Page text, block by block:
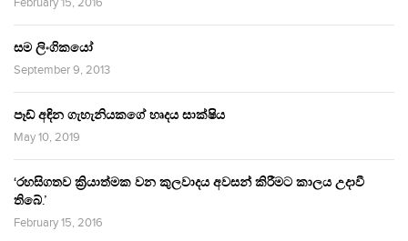
February 15, 2016
සම ලිංගිකයෝ
September 9, 2013
පෑඩ් අඳින ගැහැනියකගේ හෘදය සාක්ෂිය
May 10, 2019
‘රහසිගතව ක්‍රියාත්මක වන කුලවාදය අවසන් කිරීමට කාලය උදාවී
තිබේ.’
February 15, 2016